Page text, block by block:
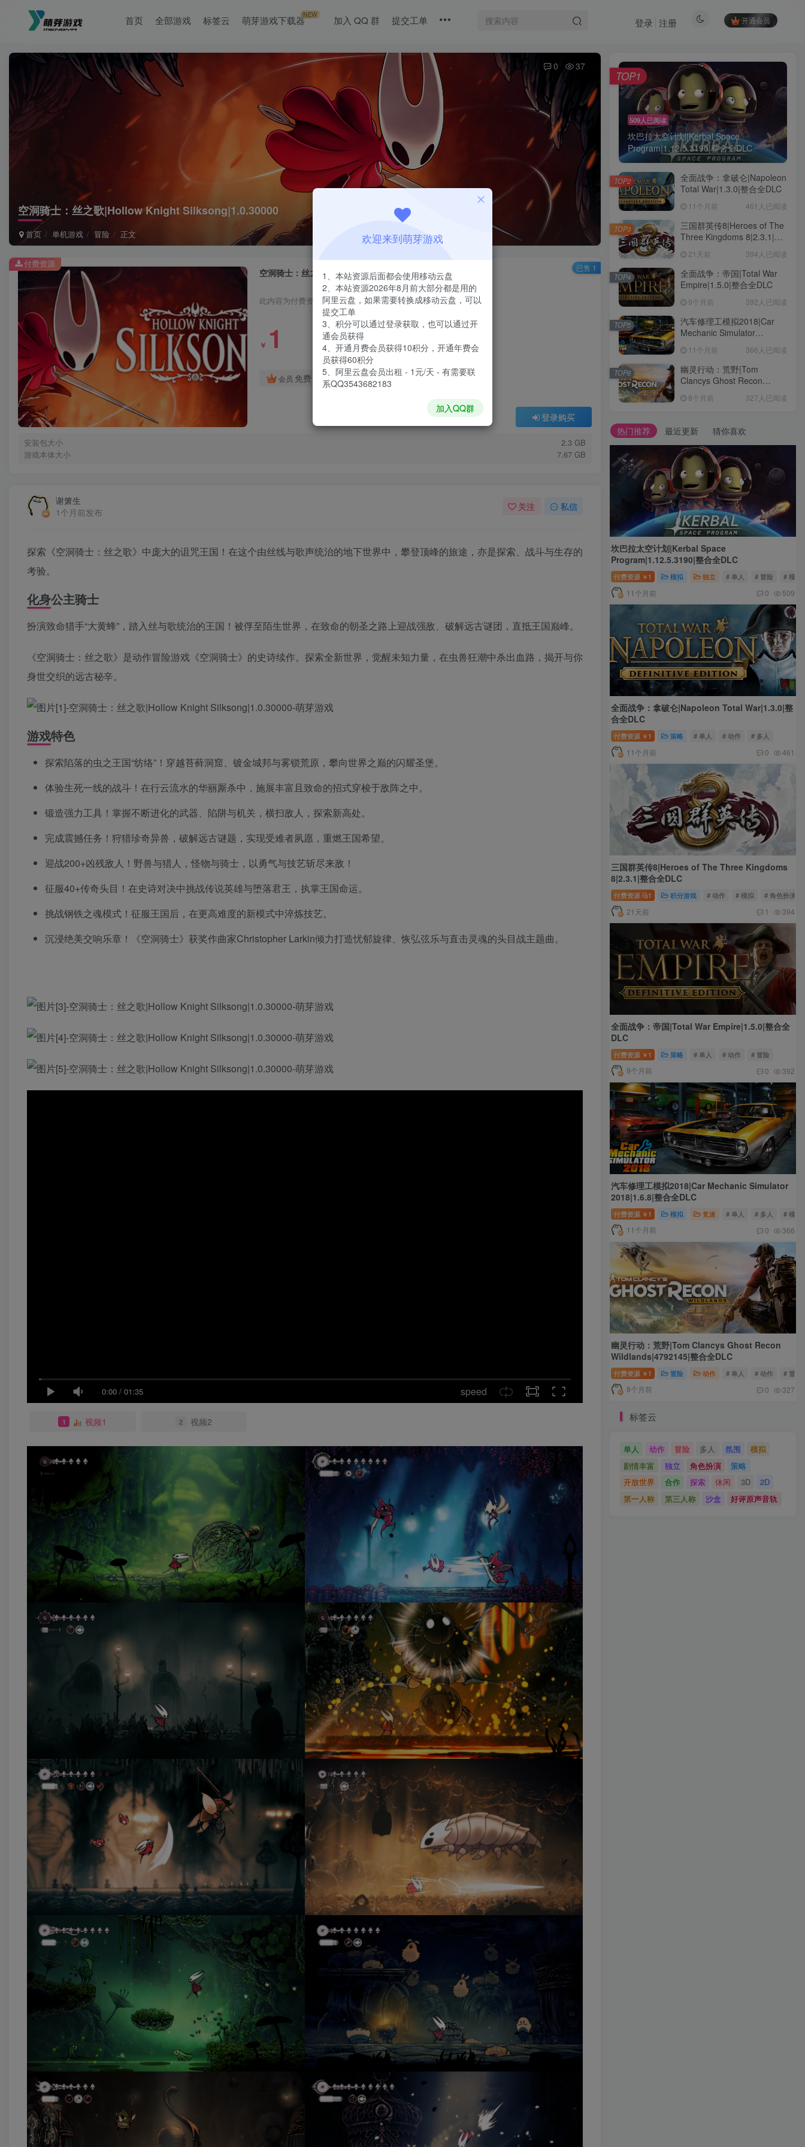
首页 全部游戏 标签云 萌芽游戏下载器NEW 加入 QQ 群 提交工单 开通会员
登录 注册
空洞骑士：丝之歌|Hollow Knight Silksong|1.0.30000
首页 单机游戏 冒险 正文
0 37
空洞骑士：丝之歌|Hollow Knight Silksong|1.0.30000
此内容为付费资源，请付费后查看
￥ 1
会员 免费
登录购买
安装包大小
2.3 GB
游戏本体大小
7.67 GB
付费资源 已售 1
谢箫生
1个月前发布
关注 私信
探索《空洞骑士：丝之歌》中庞大的诅咒王国！在这个由丝线与歌声统治的地下世界中，攀登顶峰的旅途，亦是探索、战斗与生存的
考验。
化身公主骑士
扮演致命猎手“大黄蜂”，踏入丝与歌统治的王国！被俘至陌生世界，在致命的朝圣之路上迎战强敌、破解远古谜团，直抵王国巅峰。
《空洞骑士：丝之歌》是动作冒险游戏《空洞骑士》的史诗续作。探索全新世界，觉醒未知力量，在虫兽狂潮中杀出血路，揭开与你
身世交织的远古秘辛。
游戏特色
探索陷落的虫之王国“纺络”！穿越苔藓洞窟、镀金城邦与雾锁荒原，攀向世界之巅的闪耀圣堡。
体验生死一线的战斗！在行云流水的华丽厮杀中，施展丰富且致命的招式穿梭于敌阵之中。
锻造强力工具！掌握不断进化的武器、陷阱与机关，横扫敌人，探索新高处。
完成震撼任务！狩猎珍奇异兽，破解远古谜题，实现受难者夙愿，重燃王国希望。
迎战200+凶残敌人！野兽与猎人，怪物与骑士，以勇气与技艺斩尽来敌！
征服40+传奇头目！在史诗对决中挑战传说英雄与堕落君王，执掌王国命运。
挑战钢铁之魂模式！征服王国后，在更高难度的新模式中淬炼技艺。
沉浸绝美交响乐章！《空洞骑士》获奖作曲家Christopher Larkin倾力打造忧郁旋律、恢弘弦乐与直击灵魂的头目战主题曲。
0:00 / 01:35 speed
1 视频1 2 视频2
509人已阅读
坎巴拉太空计划|Kerbal Space
Program|1.12.5.3190|整合全DLC
TOP1
全面战争：拿破仑|Napoleon
Total War|1.3.0|整合全DLC
11个月前 461人已阅读
TOP2
三国群英传8|Heroes of The
Three Kingdoms 8|2.3.1|整
21天前 394人已阅读
TOP3
全面战争：帝国|Total War
Empire|1.5.0|整合全DLC
9个月前 392人已阅读
TOP4
汽车修理工模拟2018|Car
Mechanic Simulator
11个月前 366人已阅读
TOP5
幽灵行动：荒野|Tom
Clancys Ghost Recon
DLC8个月前 327人已阅读
TOP6
热门推荐 最近更新 猜你喜欢
坎巴拉太空计划|Kerbal Space
Program|1.12.5.3190|整合全DLC
付费资源 ￥ 1 模拟 独立 # 单人 # 冒险 # 模拟
11个月前 0 509
全面战争：拿破仑|Napoleon Total War|1.3.0|整
合全DLC
付费资源 ￥ 1 策略 # 单人 # 动作 # 多人
11个月前 0 461
三国群英传8|Heroes of The Three Kingdoms
8|2.3.1|整合全DLC
付费资源 1 积分游戏 # 动作 # 模拟 # 角色扮演
21天前 1 394
全面战争：帝国|Total War Empire|1.5.0|整合全
DLC
付费资源 ￥ 1 策略 # 单人 # 动作 # 冒险
9个月前 0 392
汽车修理工模拟2018|Car Mechanic Simulator
2018|1.6.8|整合全DLC
付费资源 ￥ 1 模拟 竞速 # 单人 # 多人 # 模拟
11个月前 0 366
幽灵行动：荒野|Tom Clancys Ghost Recon
Wildlands|4792145|整合全DLC
付费资源 ￥ 1 冒险 动作 # 单人 # 动作 # 冒险
8个月前 0 327
标签云
单人 动作 冒险 多人 氛围
模拟
剧情丰富
独立 角色扮演
策略
开放世界
合作 探索 休闲 3D
2D
第一人称
第三人称 沙盒 好评原声音轨
欢迎来到萌芽游戏
1、本站资源后面都会使用移动云盘
2、本站资源2026年8月前大部分都是用的
阿里云盘，如果需要转换成移动云盘，可以
提交工单
3、积分可以通过登录获取，也可以通过开
通会员获得
4、开通月费会员获得10积分，开通年费会
员获得60积分
5、阿里云盘会员出租 - 1元/天 - 有需要联
系QQ3543682183
加入QQ群